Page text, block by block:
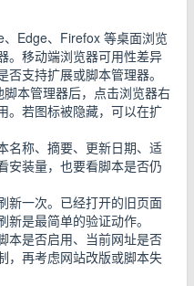
Edge、Firefox 等桌面浏览
。移动端浏览器可用性差异
支持扩展或脚本管理器。
本管理器后，点击浏览器右
。若图标被隐藏，可以在扩
名称、摘要、更新日期、适
安装量，也要看脚本是否仍
新一次。已经打开的旧页面
是最简单的验证动作。
本是否启用、当前网址是否
，再考虑网站改版或脚本失